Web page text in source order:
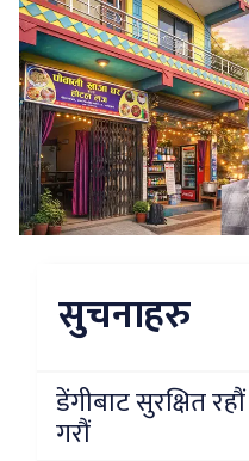
सुचनाहरु
डेंगीबाट सुरक्षित
गरौं